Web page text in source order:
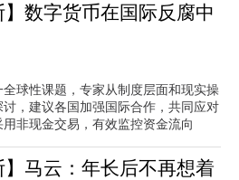
】数字货币在国际反腐中
球性课题，专家从制度层面和现实操
，建议各国加强国际合作，共同应对
非现金交易，有效监控资金流向
】马云：年长后不再想着